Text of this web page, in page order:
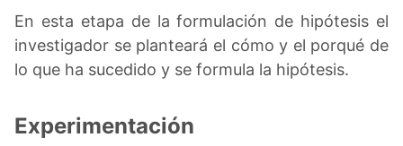
En esta etapa de la formulación de hipótesis el
investigador se planteará el cómo y el porqué de
lo que ha sucedido y se formula la hipótesis.
Experimentación